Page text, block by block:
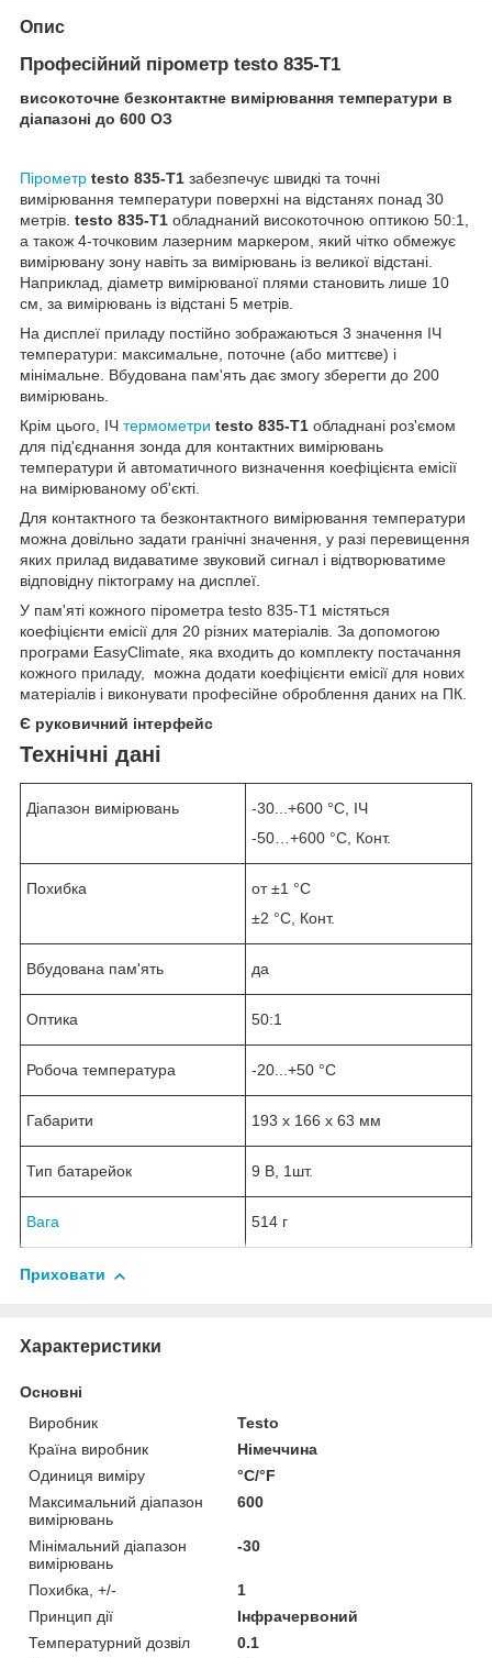
Опис
Професійний пірометр testo 835-Т1
високоточне безконтактне вимірювання температури в
діапазоні до 600 ОЗ
Пірометр testo 835-T1 забезпечує швидкі та точні
вимірювання температури поверхні на відстанях понад 30
метрів. testo 835-T1 обладнаний високоточною оптикою 50:1,
а також 4-точковим лазерним маркером, який чітко обмежує
вимірювану зону навіть за вимірювань із великої відстані.
Наприклад, діаметр вимірюваної плями становить лише 10
см, за вимірювань із відстані 5 метрів.
На дисплеї приладу постійно зображаються 3 значення ІЧ
температури: максимальне, поточне (або миттєве) і
мінімальне. Вбудована пам'ять дає змогу зберегти до 200
вимірювань.
Крім цього, ІЧ термометри testo 835-Т1 обладнані роз'ємом
для під'єднання зонда для контактних вимірювань
температури й автоматичного визначення коефіцієнта емісії
на вимірюваному об'єкті.
Для контактного та безконтактного вимірювання температури
можна довільно задати гранічні значення, у разі перевищення
яких прилад видаватиме звуковий сигнал і відтворюватиме
відповідну піктограму на дисплеї.
У пам'яті кожного пірометра testo 835-Т1 містяться
коефіцієнти емісії для 20 різних матеріалів. За допомогою
програми EasyClimate, яка входить до комплекту постачання
кожного приладу, можна додати коефіцієнти емісії для нових
матеріалів і виконувати професійне оброблення даних на ПК.
Є руковичний інтерфейс
Технічні дані
Діапазон вимірювань
-30...+600 °C, ІЧ
-50…+600 °C, Конт.
Похибка
от ±1 °C
±2 °C, Конт.
Вбудована пам'ять да
Оптика 50:1
Робоча температура -20...+50 °С
Габарити 193 x 166 x 63 мм
Тип батарейок 9 В, 1шт.
Вага 514 г
Приховати
Характеристики
Основні
Виробник
Testo
Країна виробник
Німеччина
Одиниця виміру
°С/°F
Максимальний діапазон
вимірювань
600
Мінімальний діапазон
вимірювань
-30
Похибка, +/-
1
Принцип дії
Інфрачервоний
Температурний дозвіл
0.1